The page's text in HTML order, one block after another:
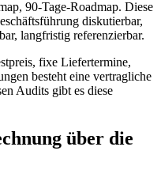
90-Tage-Roadmap. Diese
diskutierbar,
langfristig referenzierbar.
fixe Liefertermine,
besteht eine vertragliche
Audits gibt es diese
über die